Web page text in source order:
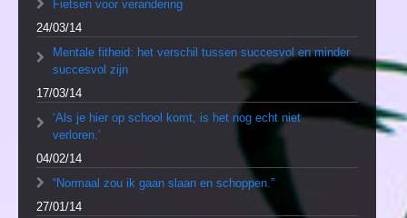
Fietsen voor verandering
24/03/14
Mentale fitheid: het verschil tussen succesvol en minder
succesvol zijn
17/03/14
‘Als je hier op school komt, is het nog echt niet
verloren.’
04/02/14
“Normaal zou ik gaan slaan en schoppen.”
27/01/14